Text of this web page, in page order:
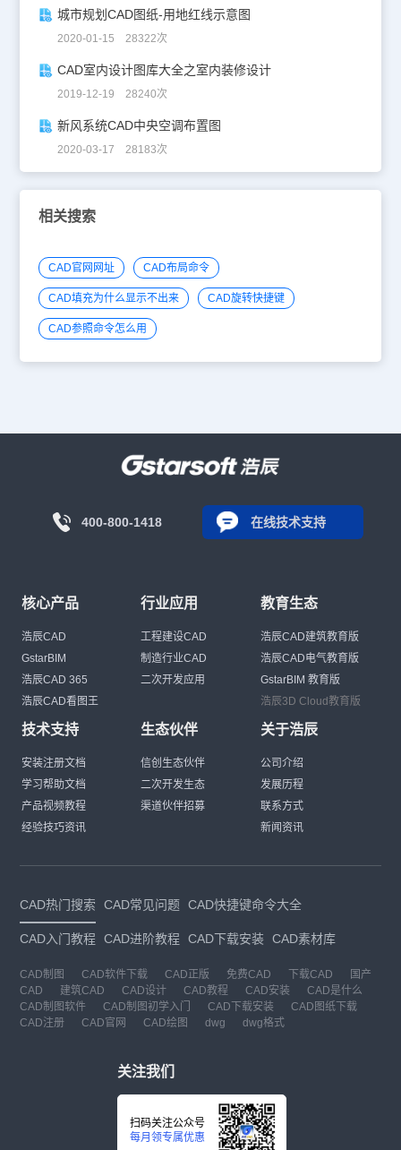
城市规划CAD图纸-用地红线示意图
2020-01-15 28322次
CAD室内设计图库大全之室内装修设计
2019-12-19 28240次
新风系统CAD中央空调布置图
2020-03-17 28183次
相关搜索
CAD官网网址 CAD布局命令
CAD填充为什么显示不出来 CAD旋转快捷键
CAD参照命令怎么用
400-800-1418 在线技术支持
核心产品
浩辰CAD
GstarBIM
浩辰CAD 365
浩辰CAD看图王
行业应用
工程建设CAD
制造行业CAD
二次开发应用
教育生态
浩辰CAD建筑教育版
浩辰CAD电气教育版
GstarBIM 教育版
浩辰3D Cloud教育版
技术支持
安装注册文档
学习帮助文档
产品视频教程
经验技巧资讯
生态伙伴
信创生态伙伴
二次开发生态
渠道伙伴招募
关于浩辰
公司介绍
发展历程
联系方式
新闻资讯
CAD热门搜索 CAD常见问题 CAD快捷键命令大全
CAD入门教程 CAD进阶教程 CAD下载安装 CAD素材库
CAD制图 CAD软件下载 CAD正版 免费CAD 下载CAD
国产
CAD
建筑CAD CAD设计 CAD教程 CAD安装
CAD是什么
CAD制图软件
CAD制图初学入门 CAD下载安装
CAD图纸下载
CAD注册
CAD官网 CAD绘图 dwg dwg格式
关注我们
扫码关注公众号
每月领专属优惠